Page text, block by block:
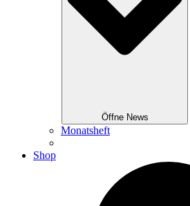
Öffne News
Monatsheft
Shop